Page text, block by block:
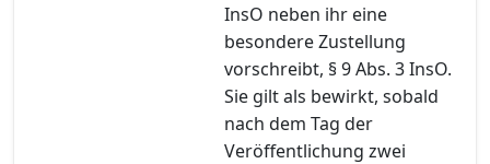
InsO neben ihr eine
besondere Zustellung
vorschreibt, § 9 Abs. 3 InsO.
Sie gilt als bewirkt, sobald
nach dem Tag der
Veröffentlichung zwei